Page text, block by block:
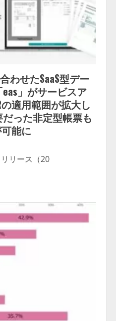
わせたSaaS型デー
」がサービスア
適用範囲が拡大し
った非定型帳票も
能に
リース（20